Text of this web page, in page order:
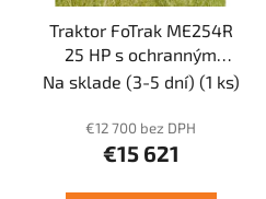
Traktor FoTrak ME254R
25 HP s ochranným
rámom
Na sklade (3-5 dní) (1 ks)
€12 700 bez DPH
€15 621